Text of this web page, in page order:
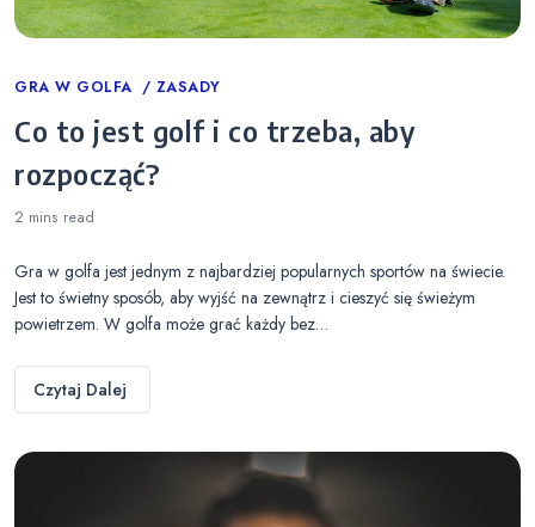
Categories
GRA W GOLFA ZASADY
Co to jest golf i co trzeba, aby
rozpocząć?
2 mins read
Gra w golfa jest jednym z najbardziej popularnych sportów na świecie.
Jest to świetny sposób, aby wyjść na zewnątrz i cieszyć się świeżym
powietrzem. W golfa może grać każdy bez…
Czytaj Dalej